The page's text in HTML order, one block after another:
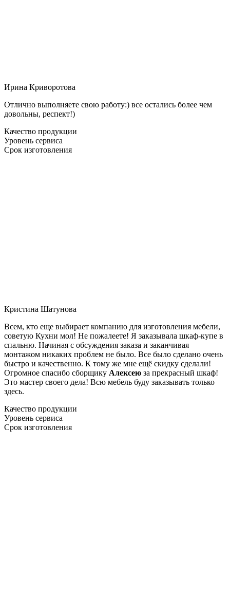
Ирина Криворотова
Отлично выполняете свою работу:) все остались более чем
довольны, респект!)
Качество продукции
Уровень сервиса
Срок изготовления
Кристина Шатунова
Всем, кто еще выбирает компанию для изготовления мебели,
советую Кухни мол! Не пожалеете! Я заказывала шкаф-купе в
спальню. Начиная с обсуждения заказа и заканчивая
монтажом никаких проблем не было. Все было сделано очень
быстро и качественно. К тому же мне ещё скидку сделали!
Огромное спасибо сборщику Алексею за прекрасный шкаф!
Это мастер своего дела! Всю мебель буду заказывать только
здесь.
Качество продукции
Уровень сервиса
Срок изготовления